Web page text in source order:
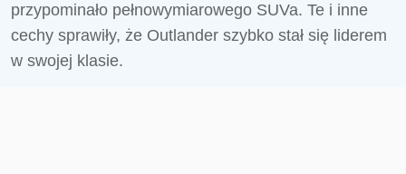
przypominało pełnowymiarowego SUVa. Te i inne
cechy sprawiły, że Outlander szybko stał się liderem
w swojej klasie.